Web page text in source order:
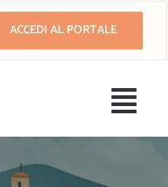
ACCEDI AL PORTALE